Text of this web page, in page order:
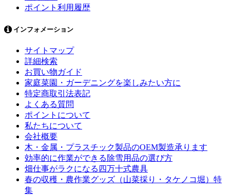
ポイント利用履歴
インフォメーション
サイトマップ
詳細検索
お買い物ガイド
家庭菜園・ガーデニングを楽しみたい方に
特定商取引法表記
よくある質問
ポイントについて
私たちについて
会社概要
木・金属・プラスチック製品のOEM製造承ります
効率的に作業ができる除雪用品の選び方
畑仕事がラクになる四万十式農具
春の収穫・農作業グッズ（山菜採り・タケノコ堀）特
集